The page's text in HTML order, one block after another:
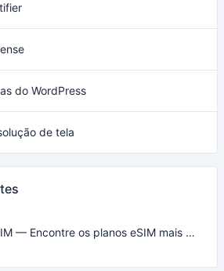
do WordPress
de tela
CheapereSIM — Encontre os planos eSIM mais baratos para viajar em 2026